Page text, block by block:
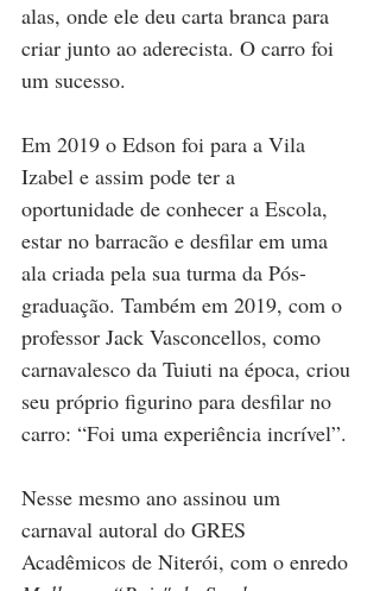
alas, onde ele deu carta branca para
criar junto ao aderecista. O carro foi
um sucesso.
Em 2019 o Edson foi para a Vila
Izabel e assim pode ter a
oportunidade de conhecer a Escola,
estar no barracão e desfilar em uma
ala criada pela sua turma da Pós-
graduação. Também em 2019, com o
professor Jack Vasconcellos, como
carnavalesco da Tuiuti na época, criou
seu próprio figurino para desfilar no
carro: “Foi uma experiência incrível”.
Nesse mesmo ano assinou um
carnaval autoral do GRES
Acadêmicos de Niterói, com o enredo